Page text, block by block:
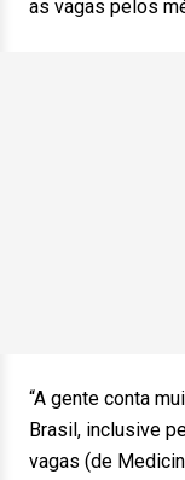
as vagas pelos
“A gente conta
Brasil, inclusive
vagas (de